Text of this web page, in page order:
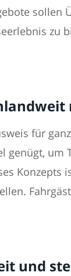
sollen
zu
für
um
Konzepts
und